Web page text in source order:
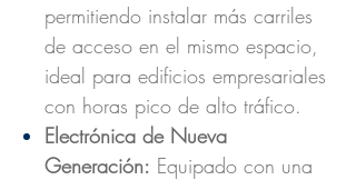
permitiendo instalar más carriles
de acceso en el mismo espacio,
ideal para edificios empresariales
con horas pico de alto tráfico.
Electrónica de Nueva
Generación: Equipado con una